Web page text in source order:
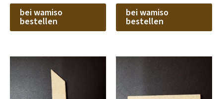
bei wamiso
bestellen
bei wamiso
bestellen